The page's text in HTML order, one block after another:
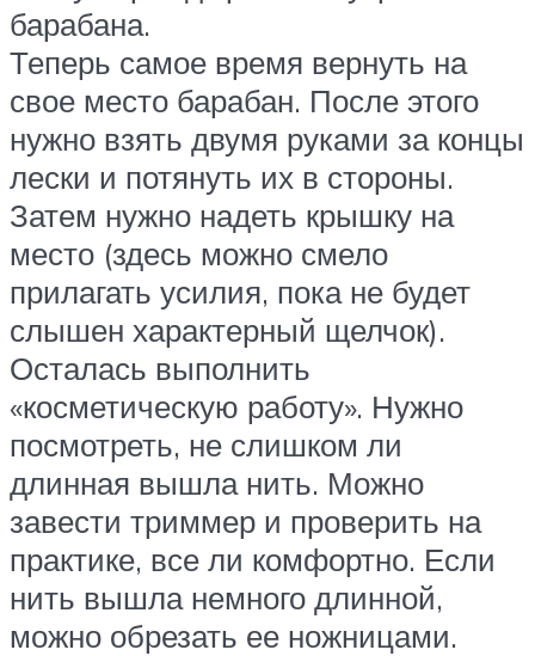
барабана.
Теперь самое время вернуть на
свое место барабан. После этого
нужно взять двумя руками за концы
лески и потянуть их в стороны.
Затем нужно надеть крышку на
место (здесь можно смело
прилагать усилия, пока не будет
слышен характерный щелчок).
Осталась выполнить
«косметическую работу». Нужно
посмотреть, не слишком ли
длинная вышла нить. Можно
завести триммер и проверить на
практике, все ли комфортно. Если
нить вышла немного длинной,
можно обрезать ее ножницами.